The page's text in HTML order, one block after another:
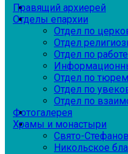
Правящий архиерей
Отделы епархии
Отдел по
Отдел
Отдел по
Отдел по
Отдел по
Отдел по
Фотогалерея
Храмы и монастыри
Свято-
Никольское